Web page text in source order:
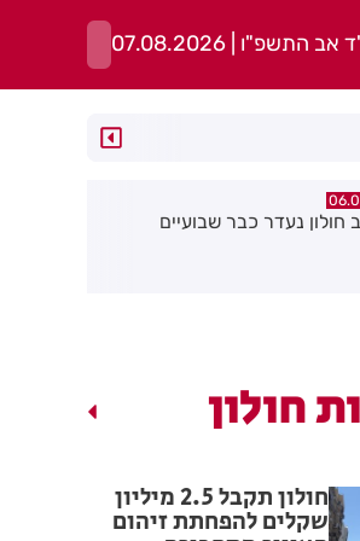
התשפ"ו | 07.08.2026
שמח בחמישי": עיריית רחובות
חולון
חולון תקבל 2.5 מיליון
שקלים להפחתת זיהום